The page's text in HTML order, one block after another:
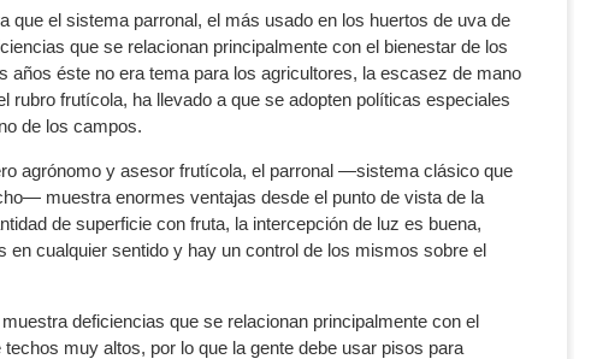
que el sistema parronal, el más usado en los huertos de uva de
que se relacionan principalmente con el bienestar de los
años éste no era tema para los agricultores, la escasez de mano
rubro frutícola, ha llevado a que se adopten políticas especiales
de los campos.
agrónomo y asesor frutícola, el parronal —sistema clásico que
muestra enormes ventajas desde el punto de vista de la
de superficie con fruta, la intercepción de luz es buena,
en cualquier sentido y hay un control de los mismos sobre el
deficiencias que se relacionan principalmente con el
muy altos, por lo que la gente debe usar pisos para